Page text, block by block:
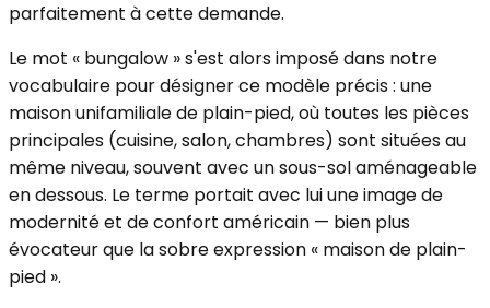
parfaitement à cette demande.
Le mot « bungalow » s'est alors imposé dans notre
vocabulaire pour désigner ce modèle précis : une
maison unifamiliale de plain-pied, où toutes les pièces
principales (cuisine, salon, chambres) sont situées au
même niveau, souvent avec un sous-sol aménageable
en dessous. Le terme portait avec lui une image de
modernité et de confort américain — bien plus
évocateur que la sobre expression « maison de plain-
pied ».